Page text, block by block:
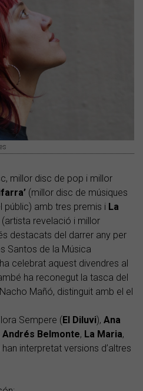
millor disc de pop i millor
(millor disc de músiques
públic) amb tres premis i La
(artista revelació i millor
destacats del darrer any per
Santos de la Música
celebrat aquest divendres al
ha reconegut la tasca del
Mañó, distinguit amb el el
Sempere ( El Diluvi), Ana
Andrés Belmonte, La Maria,
han interpretat versions d’altres